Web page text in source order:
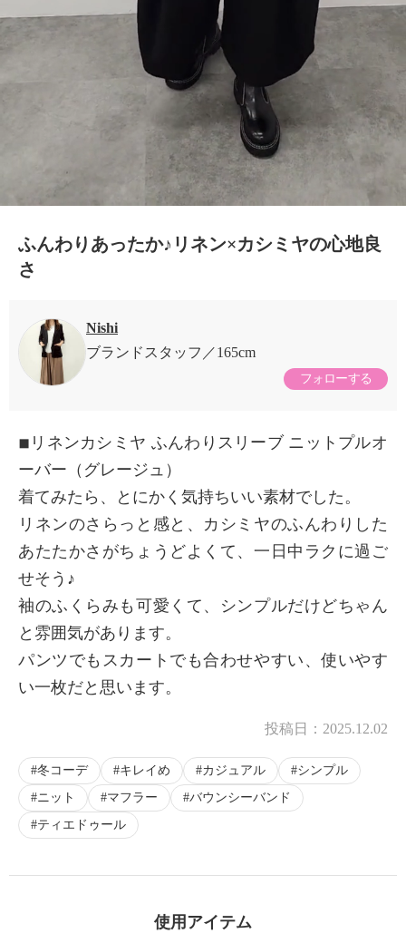
ふんわりあったか♪リネン×カシミヤの心地良
さ
Nishi
ブランドスタッフ
165cm
フォローする
◾︎リネンカシミヤ ふんわりスリーブ ニットプルオ
ーバー（グレージュ）
着てみたら、とにかく気持ちいい素材でした。
リネンのさらっと感と、カシミヤのふんわりした
あたたかさがちょうどよくて、一日中ラクに過ご
せそう♪
袖のふくらみも可愛くて、シンプルだけどちゃん
と雰囲気があります。
パンツでもスカートでも合わせやすい、使いやす
い一枚だと思います。
投稿日： 2025.12.02
冬コーデ キレイめ カジュアル
シンプル
ニット
マフラー
バウンシーバンド
ティエドゥール
使用アイテム